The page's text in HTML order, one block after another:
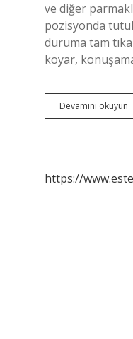
ve diğer
pozisyonda
duruma tam
koyar,
Devamını okuyun
https://